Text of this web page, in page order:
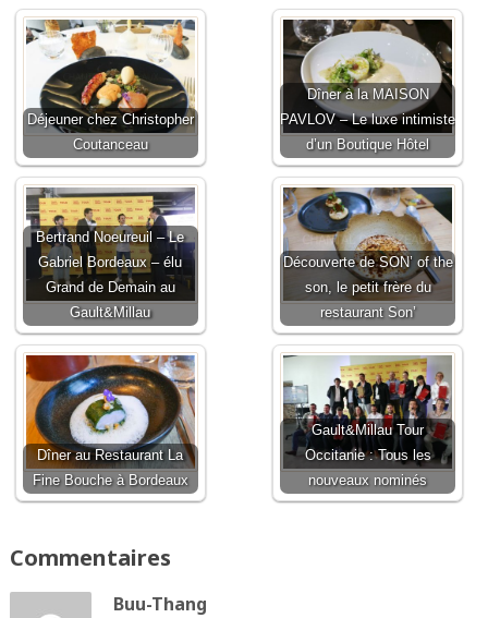
Déjeuner chez Christopher
Coutanceau
Dîner à la MAISON
PAVLOV – Le luxe intimiste
d’un Boutique Hôtel
Bertrand Noeureuil – Le
Gabriel Bordeaux – élu
Grand de Demain au
Gault&Millau
Découverte de SON’ of the
son, le petit frère du
restaurant Son’
Dîner au Restaurant La
Fine Bouche à Bordeaux
Gault&Millau Tour
Occitanie : Tous les
nouveaux nominés
Commentaires
Buu-Thang